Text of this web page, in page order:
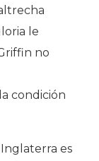
le
no
condición
es